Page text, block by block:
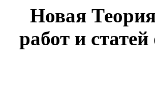
Новая
работ и